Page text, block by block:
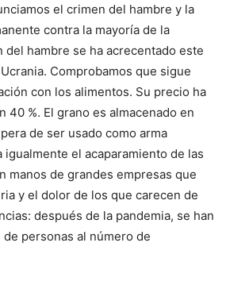
el crimen del hambre y la
contra la mayoría de la
del hambre se ha acrecentado este
Comprobamos que sigue
con los alimentos. Su precio ha
40 %. El grano es almacenado en
de ser usado como arma
el acaparamiento de las
manos de grandes empresas que
y el dolor de los que carecen de
después de la pandemia, se han
personas al número de